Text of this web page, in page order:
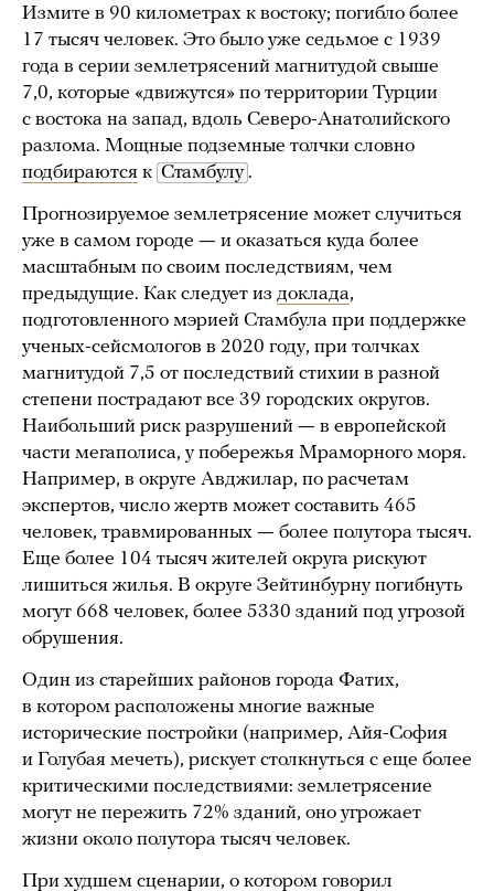
Измите в 90 километрах к востоку; погибло более
17 тысяч человек. Это было уже седьмое с 1939
года в серии землетрясений магнитудой свыше
7,0, которые «движутся» по территории Турции
с востока на запад, вдоль Северо-Анатолийского
разлома. Мощные подземные толчки словно
подбираются к Стамбулу .
Прогнозируемое землетрясение может случиться
уже в самом городе — и оказаться куда более
масштабным по своим последствиям, чем
предыдущие. Как следует из доклада,
подготовленного мэрией Стамбула при поддержке
ученых-сейсмологов в 2020 году, при толчках
магнитудой 7,5 от последствий стихии в разной
степени пострадают все 39 городских округов.
Наибольший риск разрушений — в европейской
части мегаполиса, у побережья Мраморного моря.
Например, в округе Авджилар, по расчетам
экспертов, число жертв может составить 465
человек, травмированных — более полутора тысяч.
Еще более 104 тысяч жителей округа рискуют
лишиться жилья. В округе Зейтинбурну погибнуть
могут 668 человек, более 5330 зданий под угрозой
обрушения.
Один из старейших районов города Фатих,
в котором расположены многие важные
исторические постройки (например, Айя-София
и Голубая мечеть), рискует столкнуться с еще более
критическими последствиями: землетрясение
могут не пережить 72% зданий, оно угрожает
жизни около полутора тысяч человек.
При худшем сценарии, о котором говорил